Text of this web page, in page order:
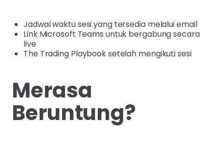
Jadwal waktu sesi yang tersedia melalui email
Link Microsoft Teams untuk bergabung secara
live
The Trading Playbook setelah mengikuti sesi
Merasa
Beruntung?